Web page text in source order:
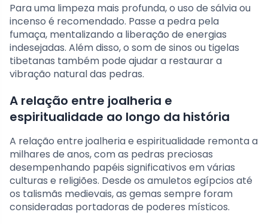
Para uma limpeza mais profunda, o uso de sálvia ou
incenso é recomendado. Passe a pedra pela
fumaça, mentalizando a liberação de energias
indesejadas. Além disso, o som de sinos ou tigelas
tibetanas também pode ajudar a restaurar a
vibração natural das pedras.
A relação entre joalheria e
espiritualidade ao longo da história
A relação entre joalheria e espiritualidade remonta a
milhares de anos, com as pedras preciosas
desempenhando papéis significativos em várias
culturas e religiões. Desde os amuletos egípcios até
os talismãs medievais, as gemas sempre foram
consideradas portadoras de poderes místicos.